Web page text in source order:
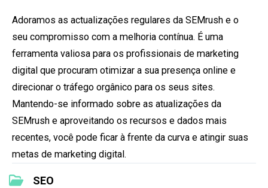
SEO
Adoramos as actualizações regulares da SEMrush e o
seu compromisso com a melhoria contínua. É uma
ferramenta valiosa para os profissionais de marketing
digital que procuram otimizar a sua presença online e
direcionar o tráfego orgânico para os seus sites.
Mantendo-se informado sobre as atualizações da
SEMrush e aproveitando os recursos e dados mais
recentes, você pode ficar à frente da curva e atingir suas
metas de marketing digital.